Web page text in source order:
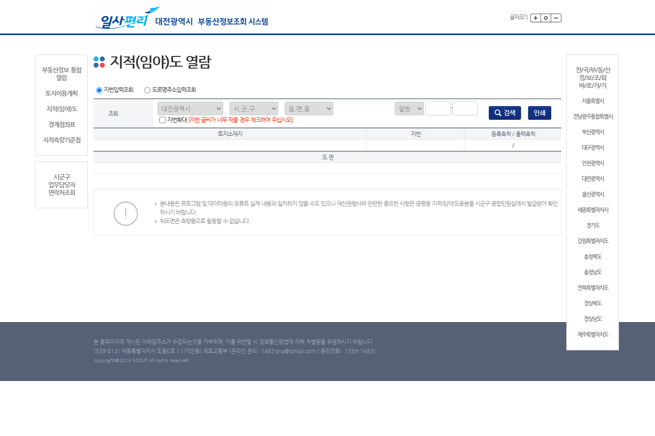
글자크기
부동산정보 통합
열람
토지이용계획
지적(임야)도
경계점좌표
지적측량기준점
시군구
업무담당자
연락처조회
전/국/부/동/산
정/보/조/회
바/로/가/기
서울특별시
전남광주통합특별시
부산광역시
대구광역시
인천광역시
대전광역시
울산광역시
세종특별자치시
경기도
강원특별자치도
충청북도
충청남도
전북특별자치도
경상북도
경상남도
제주특별자치도
지적(임야)도 열람
지번입력조회 도로명주소입력조회
조회
-
지번확대 [지번 글씨가 너무 작을 경우 체크하여 주십시오]
토지소재지 지번
등록축척 / 출력축척
/
도 면
본내용은 프로그램 및 데이타등의 오류로 실제 내용과 일치하지 않을 수도 있으니 재산권행사와 관련한 중요한 사항은 증명용 지적(임야)도등본을 시군구 종합민원실에서 발급받아 확인
하시기 바랍니다.
위도면은 측량용으로 활용할 수 없습니다.
본 홈페이지에 게시된 이메일주소가 수집되는것을 거부하며, 이를 위반할 시 정보통신망법에 의해 처벌됨을 유념하시기 바랍니다.
(339-012) 세종특별자치시 도움6로 11(어진동) 국토교통부 (온라인 문의 : 1482qna@gmail.com / 문의전화 : 1599-1483)
copyright@2014 MOLIT All rights reserved.